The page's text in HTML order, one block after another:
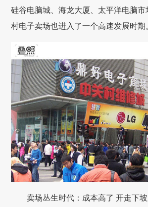
硅谷电脑城、海龙大厦、太平洋电脑
村电子卖场也进入了一个高速发展时期
卖场丛生时代：成本高了 开走下